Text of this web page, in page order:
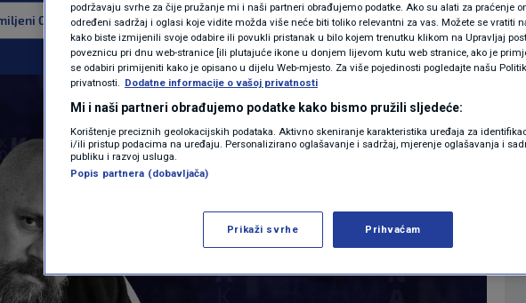
N1(DIS)INFO
KLIMATSKE PROMJENE
FOTO
VIDEO
Google izvor Više
podržavaju svrhe za čije pružanje mi i naši partneri obrađujemo podatke. Ako su alati za praćenje
određeni sadržaj i oglasi koje vidite možda više neće biti toliko relevantni za vas. Možete se vratiti
kako biste izmijenili svoje odabire ili povukli pristanak u bilo kojem trenutku klikom na Upravljaj
poveznicu pri dnu web-stranice [ili plutajuće ikone u donjem lijevom kutu web stranice, ako je
se odabiri primijeniti kako je opisano u dijelu Web-mjesto. Za više pojedinosti pogledajte našu
privatnosti. Dodatne informacije o vašoj privatnosti
Mi i naši partneri obrađujemo podatke kako bismo pružili sljedeće:
Korištenje preciznih geolokacijskih podataka. Aktivno skeniranje karakteristika uređaja za
i/ili pristup podacima na uređaju. Personalizirano oglašavanje i sadržaj, mjerenje oglašavanja i
publiku i razvoj usluga.
Popis partnera (dobavljača)
Prikaži svrhe Prihvaćam